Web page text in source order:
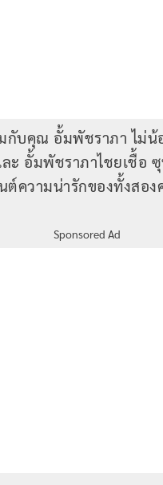
บคุณ อั้มพัชราภา ไม่น้
ะ อั้มพัชราภาไชยเชื้อ
ต์ความน่ารักของทั้งสอ
Sponsored Ad